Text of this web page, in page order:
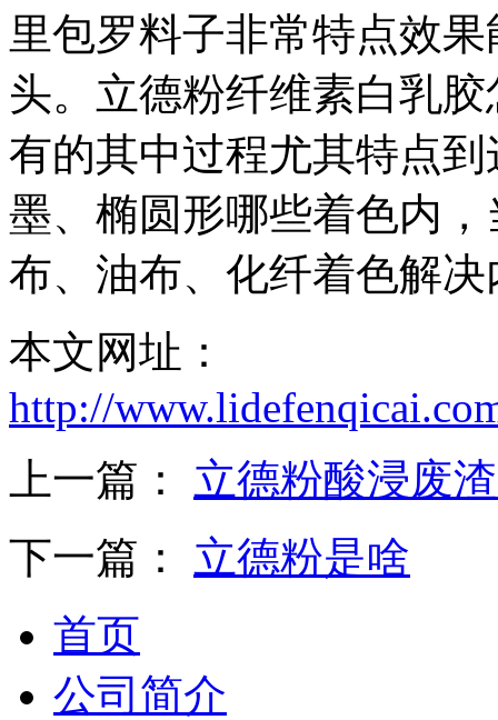
里包罗料子非常特点效
头。立德粉纤维素白乳
有的其中过程尤其特点
墨、椭圆形哪些着色内
布、油布、化纤着色解决
本文网址：
http://
上一篇： 立德粉酸浸废
下一篇： 立德粉是啥
首页
公司简介